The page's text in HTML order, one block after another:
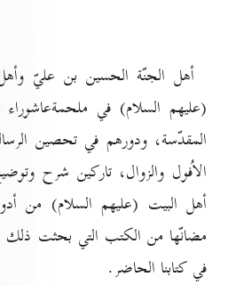
أهل الجنّة الحسين بن عليّ
(عليهم السلام) في
المقدّسة، ودورهم في تحصين
الاُفول والزوال، تاركين شرح
أهل البيت (عليهم السلام) من
مضانّها من الكتب التي بحثت ذلك
في كتابنا الحاضر.